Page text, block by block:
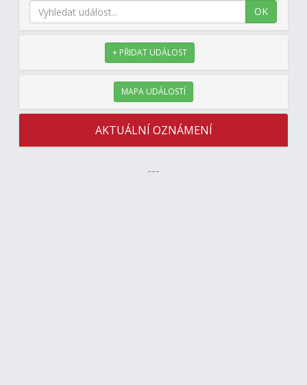
OK
+ PŘIDAT UDÁLOST
MAPA UDÁLOSTÍ
AKTUÁLNÍ OZNÁMENÍ
---